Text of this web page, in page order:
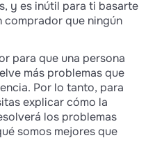
y es inútil para ti basarte
comprador que ningún
para que una persona
más problemas que
Por lo tanto, para
explicar cómo la
los problemas
somos mejores que